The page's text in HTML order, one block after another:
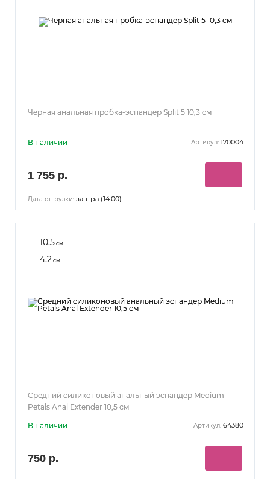
Черная анальная пробка-эспандер Split 5 10,3 см
В наличии Артикул: 170004
1 755 р.
Дата отгрузки: завтра (14:00)
10.5см
4.2 см
Средний силиконовый анальный эспандер Medium
Petals Anal Extender 10,5 см
В наличии Артикул: 64380
750 р.